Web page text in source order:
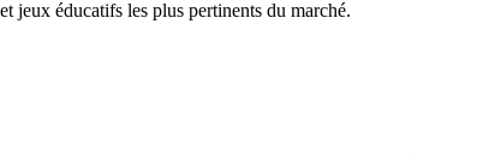
jeux éducatifs les plus pertinents du marché.